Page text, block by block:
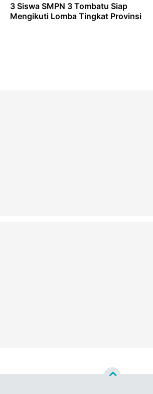
3 Siswa SMPN 3 Tombatu Siap
Mengikuti Lomba Tingkat Provinsi